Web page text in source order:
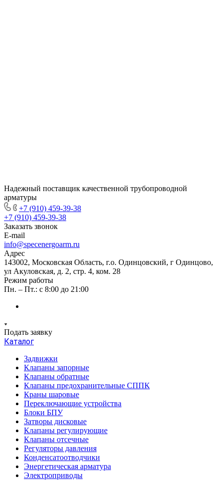
Надежный поставщик качественной трубопроводной
арматуры
+7 (910) 459-39-38
+7 (910) 459-39-38
Заказать звонок
E-mail
info@specenergoarm.ru
Адрес
143002, Московская Область, г.о. Одинцовский, г Одинцово,
ул Акуловская, д. 2, стр. 4, ком. 28
Режим работы
Пн. – Пт.: с 8:00 до 21:00
Подать заявку
Каталог
Задвижки
Клапаны запорные
Клапаны обратные
Клапаны предохранительные СППК
Краны шаровые
Переключающие устройства
Блоки БПУ
Затворы дисковые
Клапаны регулирующие
Клапаны отсечные
Регуляторы давления
Конденсатоотводчики
Энергетическая арматура
Электроприводы